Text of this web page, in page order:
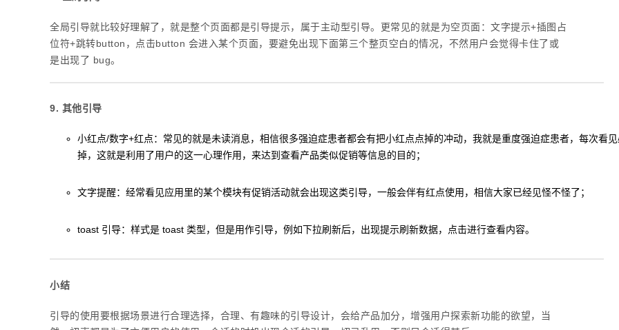
全局引导就比较好理解了，就是整个页面都是引导提示，属于主动型引导。更常见的就是为空页面：文字提示+插图占
位符+跳转button，点击button 会进入某个页面，要避免出现下面第三个整页空白的情况，不然用户会觉得卡住了或
是出现了 bug。
9. 其他引导
小红点/数字+红点：常见的就是未读消息，相信很多强迫症患者都会有把小红点点掉的冲动，我就是重度强迫症患者，每次看
掉，这就是利用了用户的这一心理作用，来达到查看产品类似促销等信息的目的；
文字提醒：经常看见应用里的某个模块有促销活动就会出现这类引导，一般会伴有红点使用，相信大家已经见怪不怪了；
toast 引导：样式是 toast 类型，但是用作引导，例如下拉刷新后，出现提示刷新数据，点击进行查看内容。
小结
引导的使用要根据场景进行合理选择，合理、有趣味的引导设计，会给产品加分，增强用户探索新功能的欲望，当